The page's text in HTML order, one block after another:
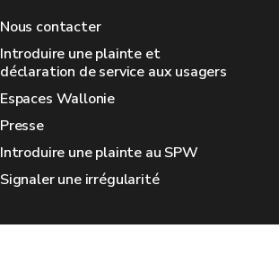
Nous contacter
Introduire une plainte et
déclaration de service aux usagers
Espaces Wallonie
Presse
Introduire une plainte au SPW
Signaler une irrégularité